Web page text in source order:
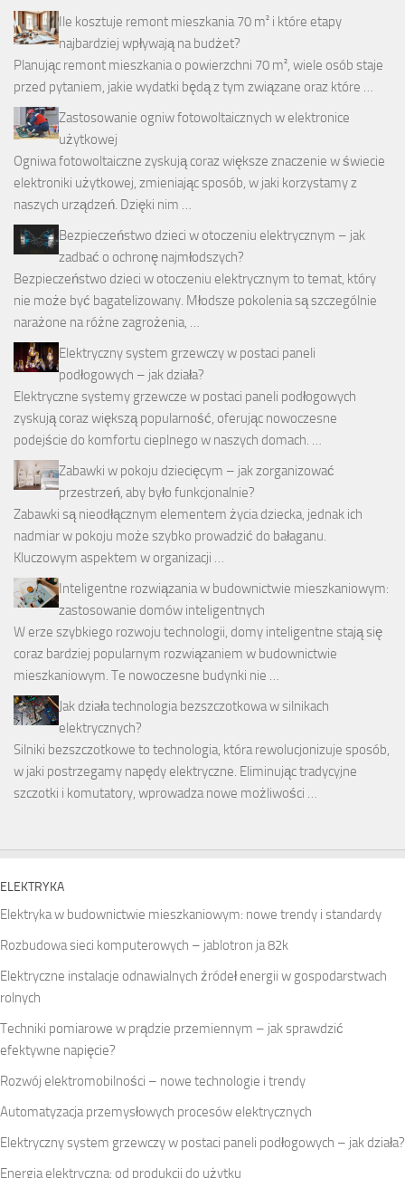
Ile kosztuje remont mieszkania 70 m² i które etapy
najbardziej wpływają na budżet?
Planując remont mieszkania o powierzchni 70 m², wiele osób staje
przed pytaniem, jakie wydatki będą z tym związane oraz które …
Zastosowanie ogniw fotowoltaicznych w elektronice
użytkowej
Ogniwa fotowoltaiczne zyskują coraz większe znaczenie w świecie
elektroniki użytkowej, zmieniając sposób, w jaki korzystamy z
naszych urządzeń. Dzięki nim …
Bezpieczeństwo dzieci w otoczeniu elektrycznym – jak
zadbać o ochronę najmłodszych?
Bezpieczeństwo dzieci w otoczeniu elektrycznym to temat, który
nie może być bagatelizowany. Młodsze pokolenia są szczególnie
narażone na różne zagrożenia, …
Elektryczny system grzewczy w postaci paneli
podłogowych – jak działa?
Elektryczne systemy grzewcze w postaci paneli podłogowych
zyskują coraz większą popularność, oferując nowoczesne
podejście do komfortu cieplnego w naszych domach. …
Zabawki w pokoju dziecięcym – jak zorganizować
przestrzeń, aby było funkcjonalnie?
Zabawki są nieodłącznym elementem życia dziecka, jednak ich
nadmiar w pokoju może szybko prowadzić do bałaganu.
Kluczowym aspektem w organizacji …
Inteligentne rozwiązania w budownictwie mieszkaniowym:
zastosowanie domów inteligentnych
W erze szybkiego rozwoju technologii, domy inteligentne stają się
coraz bardziej popularnym rozwiązaniem w budownictwie
mieszkaniowym. Te nowoczesne budynki nie …
Jak działa technologia bezszczotkowa w silnikach
elektrycznych?
Silniki bezszczotkowe to technologia, która rewolucjonizuje sposób,
w jaki postrzegamy napędy elektryczne. Eliminując tradycyjne
szczotki i komutatory, wprowadza nowe możliwości …
ELEKTRYKA
Elektryka w budownictwie mieszkaniowym: nowe trendy i standardy
Rozbudowa sieci komputerowych – jablotron ja 82k
Elektryczne instalacje odnawialnych źródeł energii w gospodarstwach
rolnych
Techniki pomiarowe w prądzie przemiennym – jak sprawdzić
efektywne napięcie?
Rozwój elektromobilności – nowe technologie i trendy
Automatyzacja przemysłowych procesów elektrycznych
Elektryczny system grzewczy w postaci paneli podłogowych – jak działa?
Energia elektryczna: od produkcji do użytku